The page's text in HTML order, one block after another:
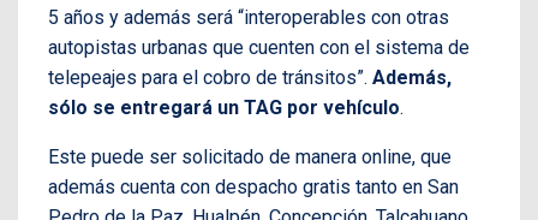
5 años y además será “interoperables con otras
autopistas urbanas que cuenten con el sistema de
telepeajes para el cobro de tránsitos”. Además,
sólo se entregará un TAG por vehículo.
Este puede ser solicitado de manera online, que
además cuenta con despacho gratis tanto en San